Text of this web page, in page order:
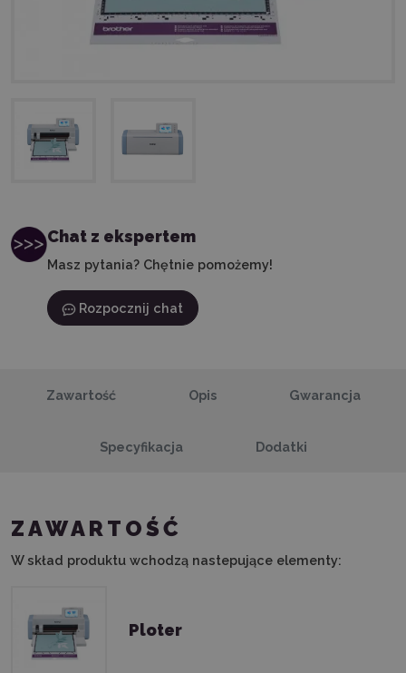
Chat z ekspertem
Masz pytania? Chętnie pomożemy!
Rozpocznij chat
Zawartość Opis Gwarancja
Specyfikacja Dodatki
ZAWARTOŚĆ
W skład produktu wchodzą nastepujące elementy:
Ploter